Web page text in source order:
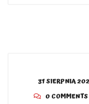
31 SIERPNIA
0 COMMENTS